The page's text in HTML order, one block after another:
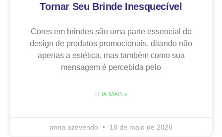
Tornar Seu Brinde Inesquecível
Cores em brindes são uma parte essencial do
design de produtos promocionais, ditando não
apenas a estética, mas também como sua
mensagem é percebida pelo
LEIA MAIS »
anna azevendo 18 de maio de 2026